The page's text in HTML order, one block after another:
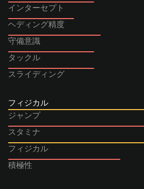
インターセプト
ヘディング精度
守備意識
タックル
スライディング
フィジカル
ジャンプ
スタミナ
フィジカル
積極性